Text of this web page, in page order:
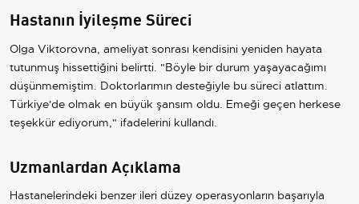
Hastanın İyileşme Süreci
Olga Viktorovna, ameliyat sonrası kendisini yeniden hayata
tutunmuş hissettiğini belirtti. "Böyle bir durum yaşayacağımı
düşünmemiştim. Doktorlarımın desteğiyle bu süreci atlattım.
Türkiye'de olmak en büyük şansım oldu. Emeği geçen herkese
teşekkür ediyorum," ifadelerini kullandı.
Uzmanlardan Açıklama
Hastanelerindeki benzer ileri düzey operasyonların başarıyla